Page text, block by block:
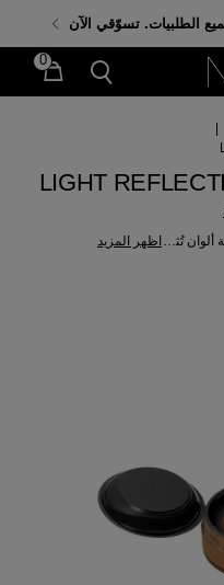
احصلي على هدايا مجانية عند إنفاق 350 ر.س. باستخدام
الطلبيات. تسوّقي الآن
0
البودرة المنثورة الأكثر مبيعًا، متوفرة الآن بأربعة ألوان تُثبت المكياج في مكانه طوال اليوم بلمسة نهائية مشرقة وجاهزة للتصوير. اظهر المزيد